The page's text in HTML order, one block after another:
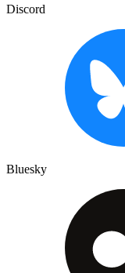
Discord
Bluesky